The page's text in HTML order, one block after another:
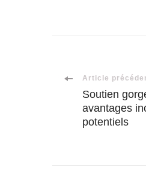
d'article
Article
Soutien
avantages
potentiels